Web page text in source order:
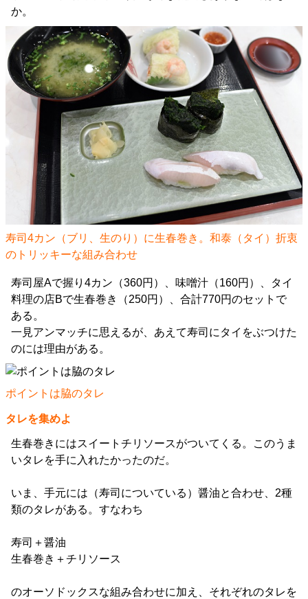
か。
寿司4カン（ブリ、生のり）に生春巻き。和泰（タイ）折衷
のトリッキーな組み合わせ
寿司屋Aで握り4カン（360円）、味噌汁（160円）、タイ
料理の店Bで生春巻き（250円）、合計770円のセットで
ある。
一見アンマッチに思えるが、あえて寿司にタイをぶつけた
のには理由がある。
ポイントは脇のタレ
タレを集めよ
生春巻きにはスイートチリソースがついてくる。このうま
いタレを手に入れたかったのだ。
いま、手元には（寿司についている）醤油と合わせ、2種
類のタレがある。すなわち
寿司＋醤油
生春巻き＋チリソース
のオーソドックスな組み合わせに加え、それぞれのタレを